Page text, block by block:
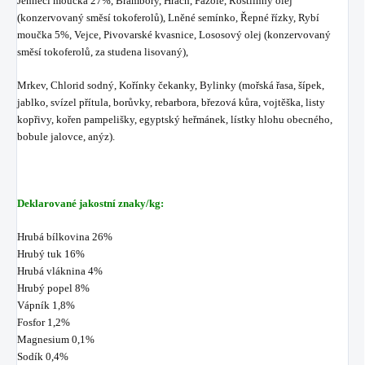
(konzervovaný směsí tokoferolů), Lněné semínko, Řepné řízky, Rybí
moučka 5%, Vejce, Pivovarské kvasnice, Lososový olej (konzervovaný
směsí tokoferolů, za studena lisovaný),
Mrkev, Chlorid sodný, Kořínky čekanky, Bylinky (mořská řasa, šípek,
jablko, svízel přítula, borůvky, rebarbora, březová kůra, vojtěška, listy
kopřivy, kořen pampelišky, egyptský heřmánek, lístky hlohu obecného,
bobule jalovce, anýz).
Deklarované jakostní znaky/kg:
Hrubá bílkovina 26%
Hrubý tuk 16%
Hrubá vláknina 4%
Hrubý popel 8%
Vápník 1,8%
Fosfor 1,2%
Magnesium 0,1%
Sodík 0,4%